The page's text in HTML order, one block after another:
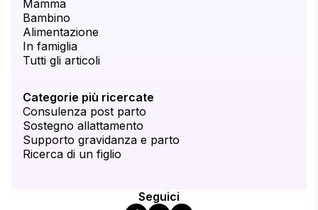
Mamma
Bambino
Alimentazione
In famiglia
Tutti gli articoli
Categorie più ricercate
Consulenza post parto
Sostegno allattamento
Supporto gravidanza e parto
Ricerca di un figlio
Seguici